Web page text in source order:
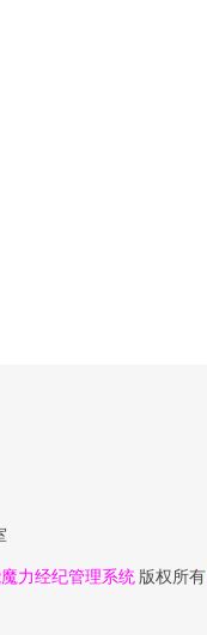
力经纪管理系统版权所有